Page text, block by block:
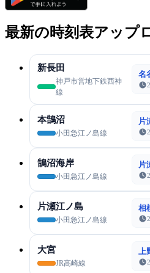
最新の時刻表アップ
新長田
神戸市営地下鉄西神
線
名
本鵠沼
小田急江ノ島線
片
鵠沼海岸
小田急江ノ島線
片
片瀬江ノ島
小田急江ノ島線
相
大宮
JR高崎線